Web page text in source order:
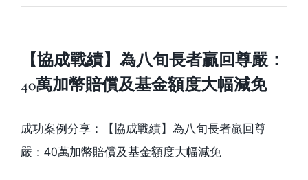
【協成戰績】為八旬長者贏回尊嚴：
40萬加幣賠償及基金額度大幅減免
成功案例分享：【協成戰績】為八旬長者贏回尊
嚴：40萬加幣賠償及基金額度大幅減免